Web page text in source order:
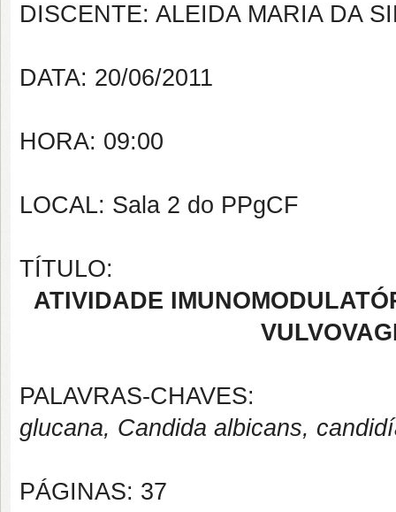
DISCENTE: ALEIDA MARIA DA
DATA: 20/06/2011
HORA: 09:00
LOCAL: Sala 2 do PPgCF
TÍTULO:
ATIVIDADE
PALAVRAS-CHAVES:
glucana, Candida albicans,
PÁGINAS: 37